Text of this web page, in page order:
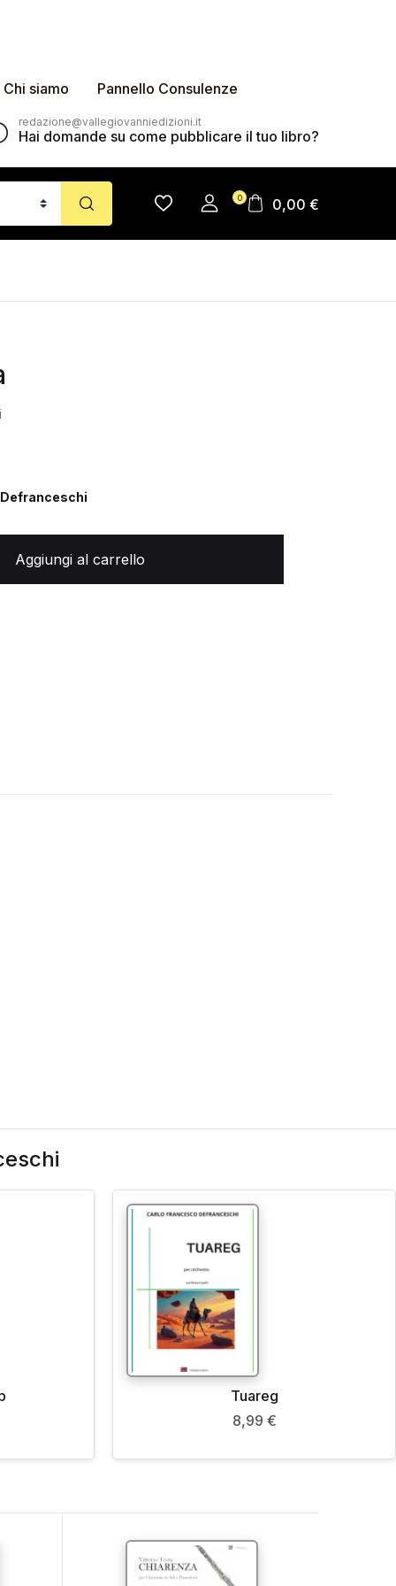
Chi siamo Pannello Consulenze
redazione@vallegiovanniedizioni.it
Hai domande su come pubblicare il tuo libro?
0 0,00 €
Aggiungi al carrello
Tuareg
8,99 €